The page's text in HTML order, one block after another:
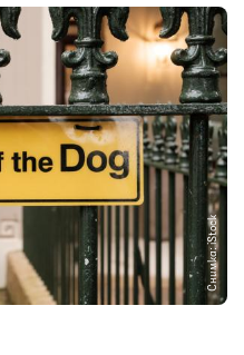
Снимка: iStock